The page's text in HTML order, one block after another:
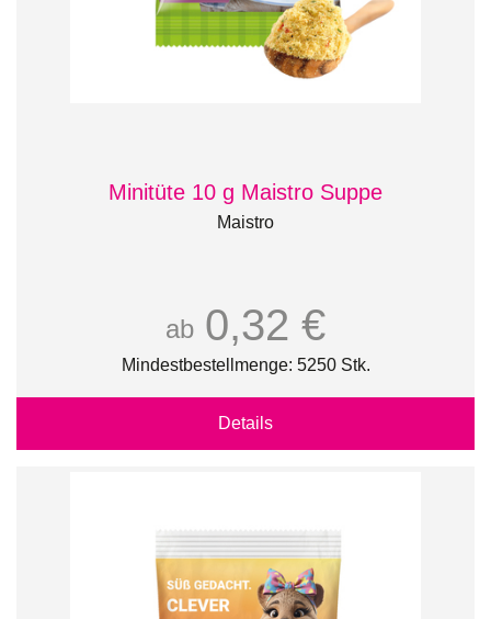
Minitüte 10 g Maistro Suppe
Maistro
ab 0,32 €
Mindestbestellmenge: 5250 Stk.
Details